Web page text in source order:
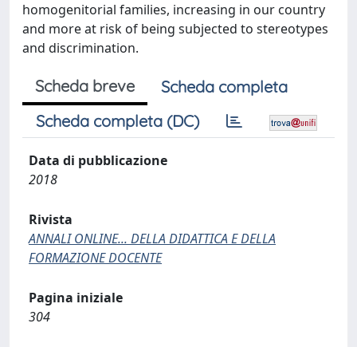
homogenitorial families, increasing in our country
and more at risk of being subjected to stereotypes
and discrimination.
Scheda breve
Scheda completa
Scheda completa (DC)
Data di pubblicazione
2018
Rivista
ANNALI ONLINE... DELLA DIDATTICA E DELLA
FORMAZIONE DOCENTE
Pagina iniziale
304